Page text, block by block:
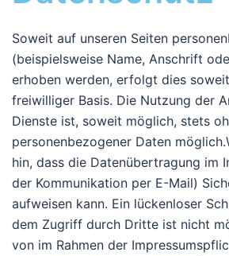
Soweit auf unseren Seiten
(beispielsweise Name, Anschrift
erhoben werden, erfolgt dies
freiwilliger Basis. Die Nutzung der
Dienste ist, soweit möglich, stets
personenbezogener Daten
hin, dass die Datenübertragung im
der Kommunikation per E-Mail)
aufweisen kann. Ein lückenloser
dem Zugriff durch Dritte ist nicht
von im Rahmen der